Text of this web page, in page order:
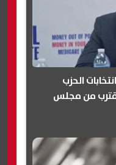
الحزب
من مجلس